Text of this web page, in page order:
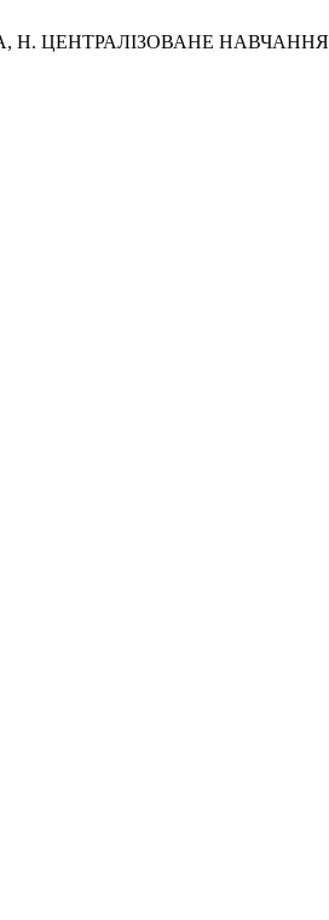
Н. ЦЕНТРАЛІЗОВАНЕ НАВЧАННЯ